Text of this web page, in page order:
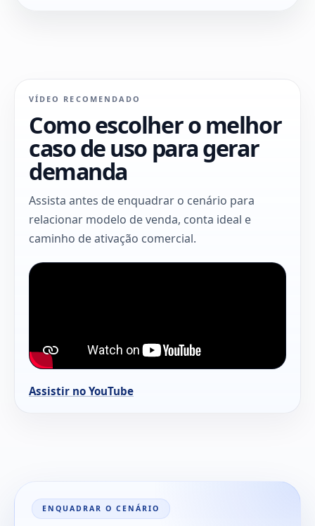
VÍDEO RECOMENDADO
Como escolher o melhor
caso de uso para gerar
demanda
Assista antes de enquadrar o cenário para
relacionar modelo de venda, conta ideal e
caminho de ativação comercial.
Assistir no YouTube
ENQUADRAR O CENÁRIO